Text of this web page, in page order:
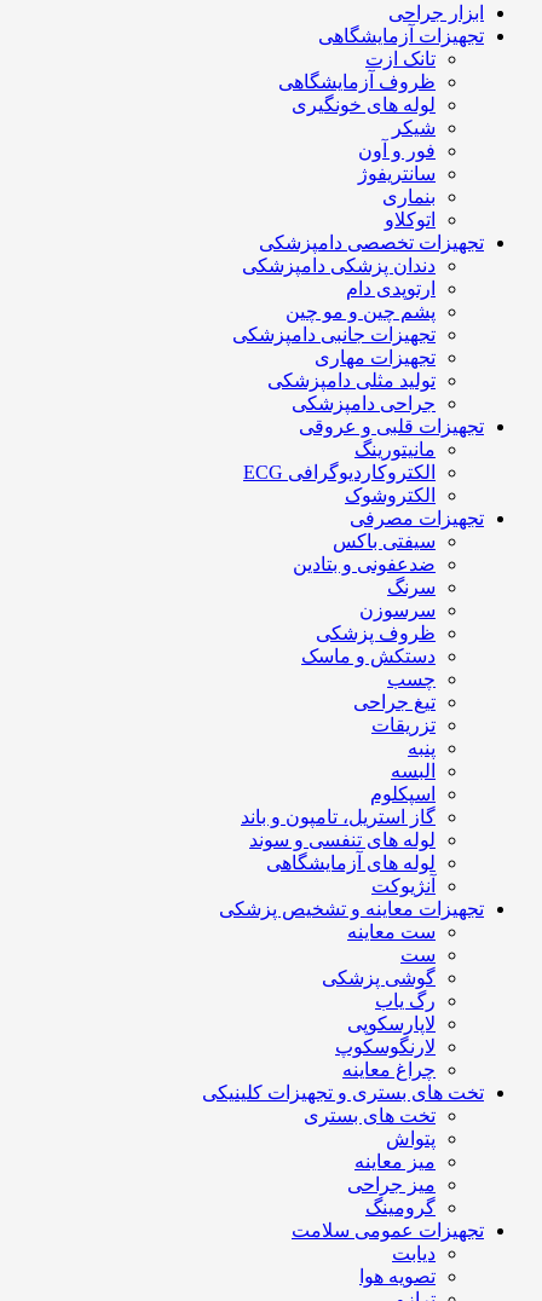
ابزار جراحی
تجهیزات آزمایشگاهی
تانک ازت
ظروف آزمایشگاهی
لوله های خونگیری
شیکر
فور و آون
سانتریفوژ
بنماری
اتوکلاو
تجهیزات تخصصی دامپزشکی
دندان پزشکی دامپزشکی
ارتوپدی دام
پشم چین و مو چین
تجهیزات جانبی دامپزشکی
تجهیزات مهاری
تولید مثلی دامپزشکی
جراحی دامپزشکی
تجهیزات قلبی و عروقی
مانیتورینگ
الکتروکاردیوگرافی ECG
الکتروشوک
تجهیزات مصرفی
سیفتی باکس
ضدعفونی و بتادین
سرنگ
سرسوزن
ظروف پزشکی
دستکش و ماسک
چسب
تیغ جراحی
تزریقات
پنبه
البسه
اسپکلوم
گاز استریل، تامپون و باند
لوله های تنفسی و سوند
لوله های آزمایشگاهی
آنژیوکت
تجهیزات معاینه و تشخیص پزشکی
ست معاینه
ست
گوشی پزشکی
رگ یاب
لاپارسکوپی
لارنگوسکوپ
چراغ معاینه
تخت های بستری و تجهیزات کلینیکی
تخت های بستری
پتواش
میز معاینه
میز جراحی
گرومینگ
تجهیزات عمومی سلامت
دیابت
تصویه هوا